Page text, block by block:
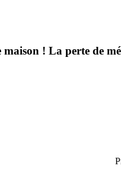
! La perte de